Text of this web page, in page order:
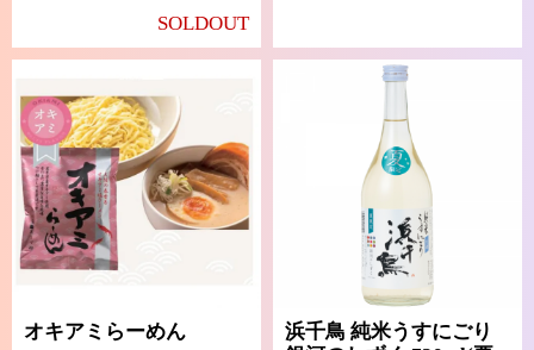
SOLDOUT
オキアミらーめん
浜千鳥 純米うすにごり